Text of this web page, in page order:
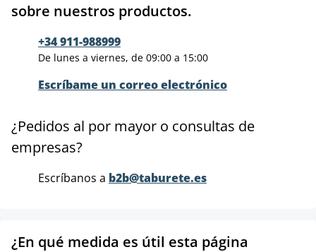
sobre nuestros productos.
+34 911-988999
De lunes a viernes, de 09:00 a 15:00
Escríbame un correo electrónico
¿Pedidos al por mayor o consultas de
empresas?
Escríbanos a b2b@taburete.es
¿En qué medida es útil esta página